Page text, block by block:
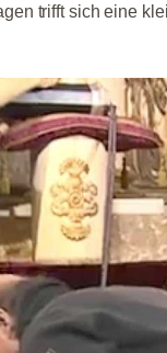
trifft sich eine